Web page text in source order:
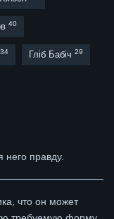
40
34 Гліб Бабіч 29
правду.
что он может